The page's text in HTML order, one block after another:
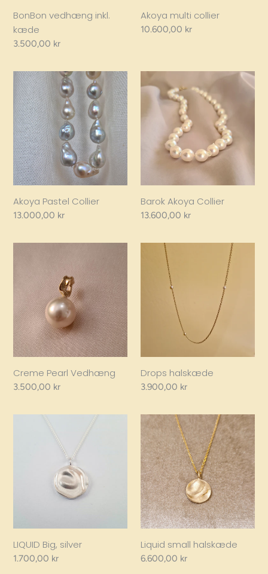
BonBon vedhæng inkl.
kæde
Regular
3.500,00 kr
Akoya multi collier
Regular
10.600,00 kr
Akoya
Pastel
Collier
Akoya Pastel Collier
Regular
13.000,00 kr
Akoya
Collier
Barok Akoya Collier
Regular
13.600,00 kr
Vedhæng
Creme Pearl Vedhæng
Regular
3.500,00 kr
Drops
halskæde
Drops halskæde
Regular
3.900,00 kr
LIQUID Big, silver
Regular
1.700,00 kr
Liquid
small
halskæde
Liquid small halskæde
Regular
6.600,00 kr